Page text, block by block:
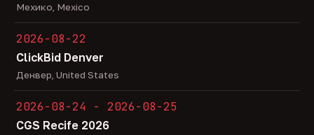
Мехико, Mexico
2026-08-22
ClickBid Denver
Денвер, United States
2026-08-24 - 2026-08-25
CGS Recife 2026